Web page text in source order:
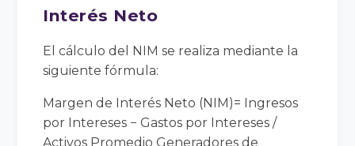
Interés Neto
El cálculo del NIM se realiza mediante la
siguiente fórmula:
Margen de Interés Neto (NIM)= Ingresos
por Intereses − Gastos por Intereses /
Activos Promedio Generadores de